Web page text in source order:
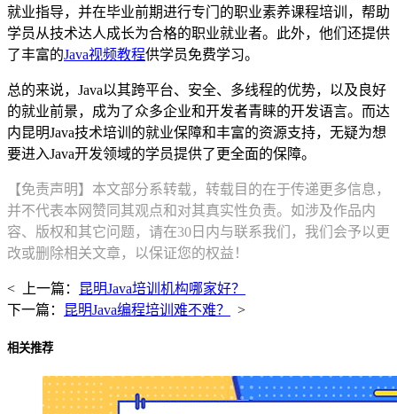
就业指导，并在毕业前期进行专门的职业素养课程培训，帮助
学员从技术达人成长为合格的职业就业者。此外，他们还提供
了丰富的Java视频教程供学员免费学习。
总的来说，Java以其跨平台、安全、多线程的优势，以及良好
的就业前景，成为了众多企业和开发者青睐的开发语言。而达
内昆明Java技术培训的就业保障和丰富的资源支持，无疑为想
要进入Java开发领域的学员提供了更全面的保障。
【免责声明】本文部分系转载，转载目的在于传递更多信息，
并不代表本网赞同其观点和对其真实性负责。如涉及作品内
容、版权和其它问题，请在30日内与联系我们，我们会予以更
改或删除相关文章，以保证您的权益！
< 上一篇：
昆明Java培训机构哪家好？
下一篇：
昆明Java编程培训难不难？ >
相关推荐